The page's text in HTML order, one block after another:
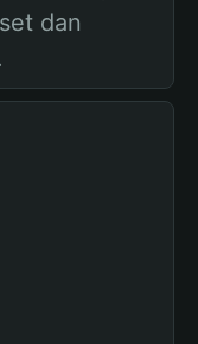
dan